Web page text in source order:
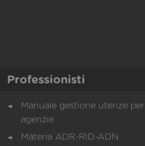
Professionisti
Manuale gestione utenze per
agenzie
Materia ADR-RID-ADN